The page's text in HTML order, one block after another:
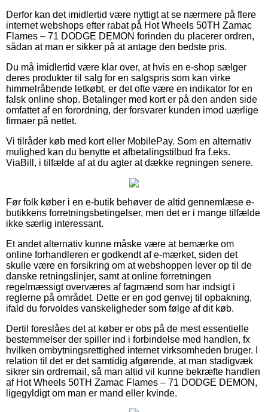
Derfor kan det imidlertid være nyttigt at se nærmere på flere
internet webshops efter rabat på Hot Wheels 50TH Zamac
Flames – 71 DODGE DEMON forinden du placerer ordren,
sådan at man er sikker på at antage den bedste pris.
Du må imidlertid være klar over, at hvis en e-shop sælger
deres produkter til salg for en salgspris som kan virke
himmelråbende letkøbt, er det ofte være en indikator for en
falsk online shop. Betalinger med kort er på den anden side
omfattet af en forordning, der forsvarer kunden imod uærlige
firmaer på nettet.
Vi tilråder køb med kort eller MobilePay. Som en alternativ
mulighed kan du benytte et afbetalingstilbud fra f.eks.
ViaBill, i tilfælde af at du agter at dække regningen senere.
Før folk køber i en e-butik behøver de altid gennemlæse e-
butikkens forretningsbetingelser, men det er i mange tilfælde
ikke særlig interessant.
Et andet alternativ kunne måske være at bemærke om
online forhandleren er godkendt af e-mærket, siden det
skulle være en forsikring om at webshoppen lever op til de
danske retningslinjer, samt at online forretningen
regelmæssigt overværes af fagmænd som har indsigt i
reglerne på området. Dette er en god genvej til opbakning,
ifald du forvoldes vanskeligheder som følge af dit køb.
Dertil foreslåes det at køber er obs på de mest essentielle
bestemmelser der spiller ind i forbindelse med handlen, fx
hvilken ombytningsrettighed internet virksomheden bruger. I
relation til det er det samtidig afgørende, at man stadigvæk
sikrer sin ordremail, så man altid vil kunne bekræfte handlen
af Hot Wheels 50TH Zamac Flames – 71 DODGE DEMON,
ligegyldigt om man er mand eller kvinde.